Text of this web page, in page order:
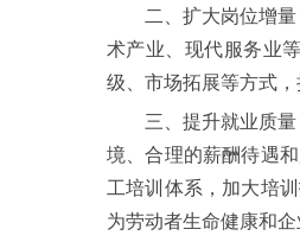
二、扩大岗位增量
术产业、现代服务业
级、市场拓展等方式
三、提升就业质量
境、合理的薪酬待遇
工培训体系，加大培
为劳动者生命健康和企